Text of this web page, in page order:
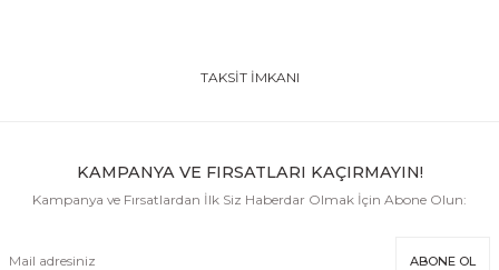
TAKSİT İMKANI
KAMPANYA VE FIRSATLARI KAÇIRMAYIN!
Kampanya ve Fırsatlardan İlk Siz Haberdar Olmak İçin Abone Olun:
ABONE OL